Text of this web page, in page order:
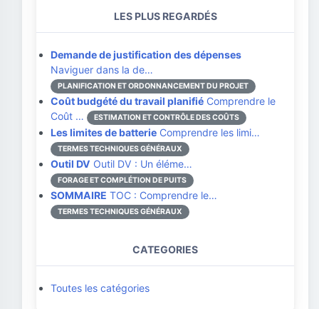
LES PLUS REGARDÉS
Demande de justification des dépenses
Naviguer dans la de…
PLANIFICATION ET ORDONNANCEMENT DU PROJET
Coût budgété du travail planifié Comprendre le
Coût …
ESTIMATION ET CONTRÔLE DES COÛTS
Les limites de batterie Comprendre les limi…
TERMES TECHNIQUES GÉNÉRAUX
Outil DV Outil DV : Un éléme…
FORAGE ET COMPLÉTION DE PUITS
SOMMAIRE TOC : Comprendre le…
TERMES TECHNIQUES GÉNÉRAUX
CATEGORIES
Toutes les catégories